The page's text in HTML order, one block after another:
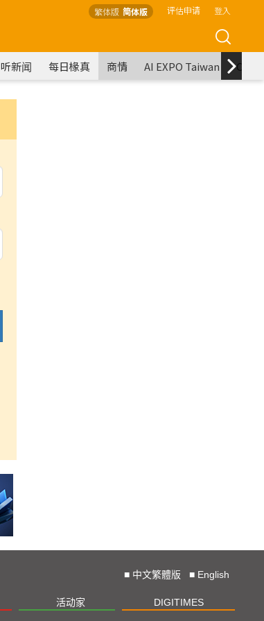
繁体版 简体版 评估申请 登入
听新闻 每日椽真 商情 AI EXPO Taiwan
■ 中文繁體版 ■ English
活动家 DIGITIMES